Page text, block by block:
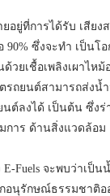
อยู่ที่การได้รับ เสียง
90% ซึ่งจะทำ เป็
วยเชื้อเพลิงเผาไห
รถยนต์สามารถส่งน้
นต์ลงได้ เป็นต้น ซึ่
าร ด้านสิ่งแวดล้อม
E-Fuels จะพบว่าเ
อนุรักษณ์ธรรมชาติอ